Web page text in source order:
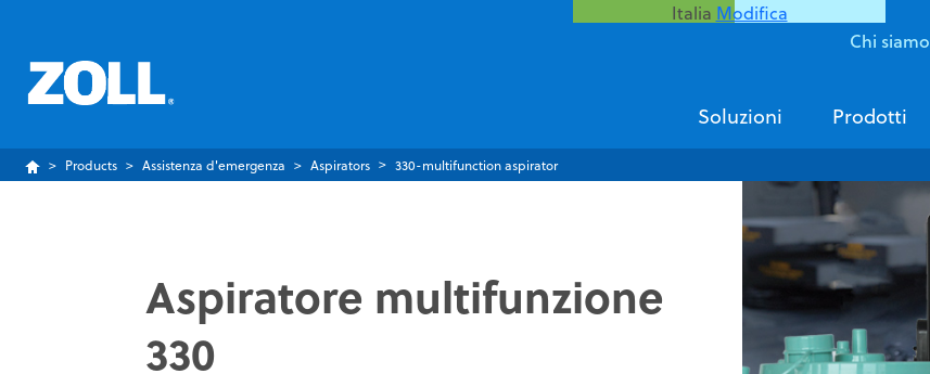
Italia Modifica
Chi siamo
Soluzioni Prodotti
Products Assistenza d'emergenza Aspirators 330-multifunction aspirator
Aspiratore multifunzione
330